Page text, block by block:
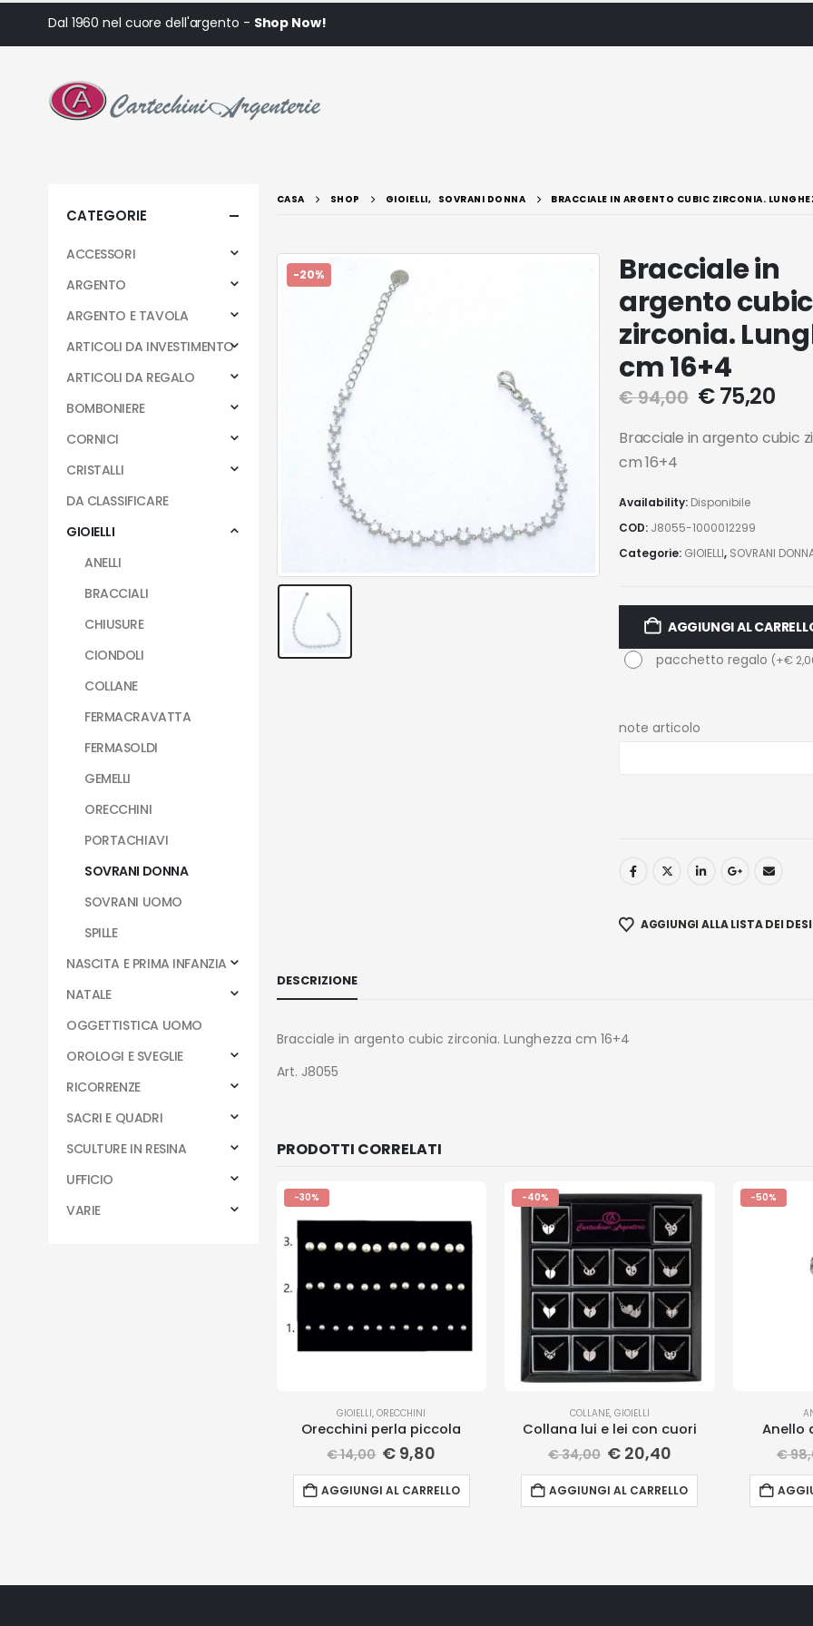
Dal 1960 nel cuore dell'argento - Shop Now!
CASA SHOP GIOIELLI, SOVRANI DONNA BRACCIALE IN ARGENTO CUBIC ZIRCONIA.
-20%
Bracciale in
argento cubic
zirconia.
cm 16+4
€94,00 €75,20
Bracciale in argento cubic
cm 16+4
Availability: Disponibile
COD: J8055-1000012299
Categorie: GIOIELLI, SOVRANI
AGGIUNGI AL
pacchetto regalo (+€
note articolo
AGGIUNGI ALLA LISTA DEI
DESCRIZIONE
Bracciale in argento cubic zirconia. Lunghezza cm 16+4
Art. J8055
PRODOTTI CORRELATI
-30%
GIOIELLI,ORECCHINI
Orecchini perla piccola
€14,00 € 9,80
AGGIUNGI AL CARRELLO
-40%
COLLANE, GIOIELLI
Collana lui e lei con cuori
€34,00 € 20,40
AGGIUNGI AL CARRELLO
-50%
Anello
€
CATEGORIE
ACCESSORI
ARGENTO
ARGENTO E TAVOLA
ARTICOLI DA INVESTIMENTO
ARTICOLI DA REGALO
BOMBONIERE
CORNICI
CRISTALLI
DA CLASSIFICARE
GIOIELLI
ANELLI
BRACCIALI
CHIUSURE
CIONDOLI
COLLANE
FERMACRAVATTA
FERMASOLDI
GEMELLI
ORECCHINI
PORTACHIAVI
SOVRANI DONNA
SOVRANI UOMO
SPILLE
NASCITA E PRIMA INFANZIA
NATALE
OGGETTISTICA UOMO
OROLOGI E SVEGLIE
RICORRENZE
SACRI E QUADRI
SCULTURE IN RESINA
UFFICIO
VARIE